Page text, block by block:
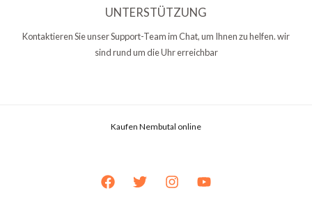
UNTERSTÜTZUNG
Kontaktieren Sie unser Support-Team im Chat, um Ihnen zu helfen. wir
sind rund um die Uhr erreichbar
Kaufen Nembutal online